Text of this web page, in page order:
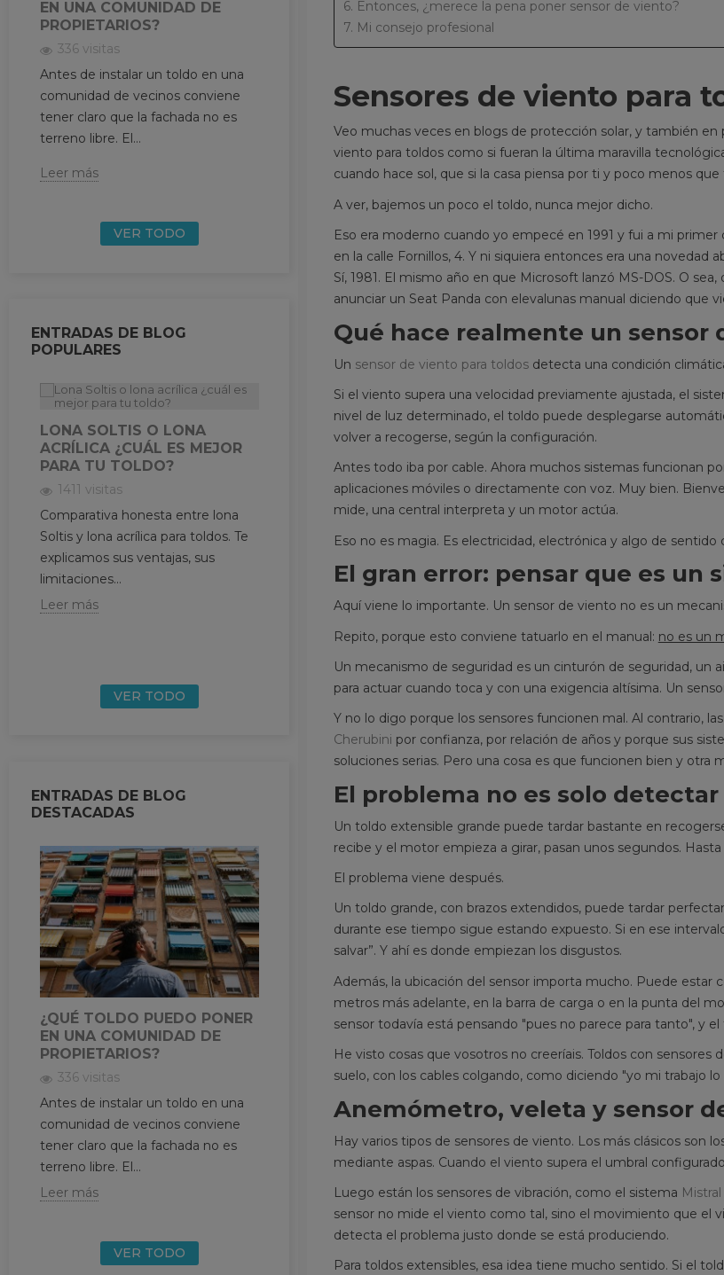
EN UNA COMUNIDAD DE
PROPIETARIOS?
336 visitas
Antes de instalar un toldo en una
comunidad de vecinos conviene
tener claro que la fachada no es
terreno libre. El...
Leer más
brazos extensibles, motores,
tensión, peso y...
alegre de “esto lo...
VER TODO
ENTRADAS DE BLOG
POPULARES
LONA SOLTIS O LONA
ACRÍLICA ¿CUÁL ES MEJOR
PARA TU TOLDO?
1411 visitas
Comparativa honesta entre lona
Soltis y lona acrílica para toldos. Te
explicamos sus ventajas, sus
limitaciones...
Leer más
REPUESTOS DE TOLDO QUE
PUEDES CAMBIAR TÚ MISMO
SIN COMPLICARTE
1182 visitas
¿Te preguntas si puedes arreglar el
toldo tú mismo? En este primer
manivelas, brazos...
Leer más
SENSORES DE VIENTO
TOLDOS: ÚTILES, PERO
MÁGICOS
1107 visitas
Análisis honesto sobre los
de viento para toldos: cómo
verdad y por qué no deben...
Leer más
VER TODO
ENTRADAS DE BLOG
DESTACADAS
¿QUÉ TOLDO PUEDO PONER
EN UNA COMUNIDAD DE
PROPIETARIOS?
336 visitas
Antes de instalar un toldo en una
comunidad de vecinos conviene
tener claro que la fachada no es
terreno libre. El...
Leer más
REPARACIONES DE TOLDO
CON RIESGO: CUANDO
CONVIENE MIRAR CON
RESPETO
395 visitas
Aquí la dificultad de reparación es
alta, ya entramos en terreno serio:
brazos extensibles, motores,
tensión, peso y...
Leer más
REPARAR UN TOLDO CON
ESCALERA: CUANDO EL
ARREGLO YA EXIGE MÁS
CUIDADO
846 visitas
En este nivel de dificultad
intermedia ya aparece la
con ella se termina el bricolaje
alegre de “esto lo...
Leer más
VER TODO
6. Entonces, ¿merece la pena poner sensor de viento?
7. Mi consejo profesional
Sensores de viento para
Veo muchas veces en blogs de protección solar, y también
viento para toldos como si fueran la última maravilla
cuando hace sol, que si la casa piensa por ti y poco menos que
A ver, bajemos un poco el toldo, nunca mejor dicho.
Eso era moderno cuando yo empecé en 1991 y fui a mi
en la calle Fornillos, 4. Y ni siquiera entonces era una novedad
Sí, 1981. El mismo año en que Microsoft lanzó MS-DOS. O
anunciar un Seat Panda con elevalunas manual diciendo que
Qué hace realmente un sensor
Un sensor de viento para toldosdetecta una condición
Si el viento supera una velocidad previamente ajustada, el
nivel de luz determinado, el toldo puede desplegarse
volver a recogerse, según la configuración.
Antes todo iba por cable. Ahora muchos sistemas funcionan
aplicaciones móviles o directamente con voz. Muy bien.
mide, una central interpreta y un motor actúa.
Eso no es magia. Es electricidad, electrónica y algo de
El gran error: pensar que es un
Aquí viene lo importante. Un sensor de viento no es un
Repito, porque esto conviene tatuarlo en el manual: no es un
Un mecanismo de seguridad es un cinturón de seguridad, un
para actuar cuando toca y con una exigencia altísima. Un
Y no lo digo porque los sensores funcionen mal. Al contrario,
Cherubini por confianza, por relación de años y porque sus
soluciones serias. Pero una cosa es que funcionen bien y otra
El problema no es solo
Un toldo extensible grande puede tardar bastante en
recibe y el motor empieza a girar, pasan unos segundos. Hasta
El problema viene después.
Un toldo grande, con brazos extendidos, puede tardar
durante ese tiempo sigue estando expuesto. Si en ese
salvar”. Y ahí es donde empiezan los disgustos.
Además, la ubicación del sensor importa mucho. Puede estar
metros más adelante, en la barra de carga o en la punta del
sensor todavía está pensando "pues no parece para tanto", y
He visto cosas que vosotros no creeríais. Toldos con sensores
suelo, con los cables colgando, como diciendo "yo mi trabajo
Anemómetro, veleta y sensor
Hay varios tipos de sensores de viento. Los más clásicos son
mediante aspas. Cuando el viento supera el umbral
Luego están los sensores de vibración, como el sistema
sensor no mide el viento como tal, sino el movimiento que el
detecta el problema justo donde se está produciendo.
Para toldos extensibles, esa idea tiene mucho sentido. Si el